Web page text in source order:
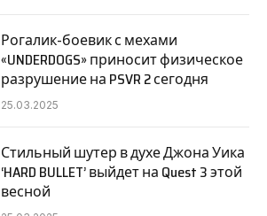
Рогалик-боевик с мехами
«UNDERDOGS» приносит физическое
разрушение на PSVR 2 сегодня
25.03.2025
Стильный шутер в духе Джона Уика
‘HARD BULLET’ выйдет на Quest 3 этой
весной